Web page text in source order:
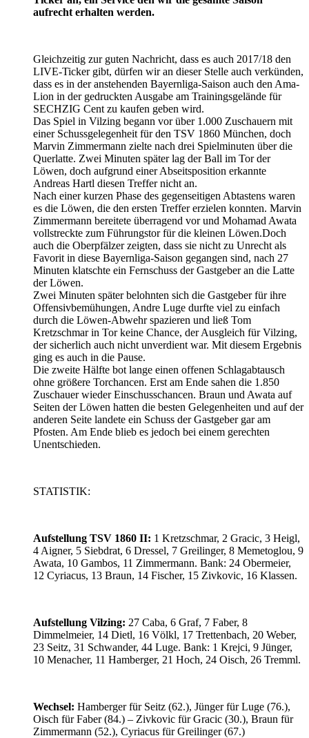
aufrecht erhalten werden.
Gleichzeitig zur guten Nachricht, dass es auch 2017/18 den
LIVE-Ticker gibt, dürfen wir an dieser Stelle auch verkünden,
dass es in der anstehenden Bayernliga-Saison auch den Ama-
Lion in der gedruckten Ausgabe am Trainingsgelände für
SECHZIG Cent zu kaufen geben wird.
Das Spiel in Vilzing begann vor über 1.000 Zuschauern mit
einer Schussgelegenheit für den TSV 1860 München, doch
Marvin Zimmermann zielte nach drei Spielminuten über die
Querlatte. Zwei Minuten später lag der Ball im Tor der
Löwen, doch aufgrund einer Abseitsposition erkannte
Andreas Hartl diesen Treffer nicht an.
Nach einer kurzen Phase des gegenseitigen Abtastens waren
es die Löwen, die den ersten Treffer erzielen konnten. Marvin
Zimmermann bereitete überragend vor und Mohamad Awata
vollstreckte zum Führungstor für die kleinen Löwen.Doch
auch die Oberpfälzer zeigten, dass sie nicht zu Unrecht als
Favorit in diese Bayernliga-Saison gegangen sind, nach 27
Minuten klatschte ein Fernschuss der Gastgeber an die Latte
der Löwen.
Zwei Minuten später belohnten sich die Gastgeber für ihre
Offensivbemühungen, Andre Luge durfte viel zu einfach
durch die Löwen-Abwehr spazieren und ließ Tom
Kretzschmar in Tor keine Chance, der Ausgleich für Vilzing,
der sicherlich auch nicht unverdient war. Mit diesem Ergebnis
ging es auch in die Pause.
Die zweite Hälfte bot lange einen offenen Schlagabtausch
ohne größere Torchancen. Erst am Ende sahen die 1.850
Zuschauer wieder Einschusschancen. Braun und Awata auf
Seiten der Löwen hatten die besten Gelegenheiten und auf der
anderen Seite landete ein Schuss der Gastgeber gar am
Pfosten. Am Ende blieb es jedoch bei einem gerechten
Unentschieden.
STATISTIK:
Aufstellung TSV 1860 II: 1 Kretzschmar, 2 Gracic, 3 Heigl,
4 Aigner, 5 Siebdrat, 6 Dressel, 7 Greilinger, 8 Memetoglou, 9
Awata, 10 Gambos, 11 Zimmermann. Bank: 24 Obermeier,
12 Cyriacus, 13 Braun, 14 Fischer, 15 Zivkovic, 16 Klassen.
Aufstellung Vilzing: 27 Caba, 6 Graf, 7 Faber, 8
Dimmelmeier, 14 Dietl, 16 Völkl, 17 Trettenbach, 20 Weber,
23 Seitz, 31 Schwander, 44 Luge. Bank: 1 Krejci, 9 Jünger,
10 Menacher, 11 Hamberger, 21 Hoch, 24 Oisch, 26 Tremml.
Wechsel: Hamberger für Seitz (62.), Jünger für Luge (76.),
Oisch für Faber (84.) – Zivkovic für Gracic (30.), Braun für
Zimmermann (52.), Cyriacus für Greilinger (67.)